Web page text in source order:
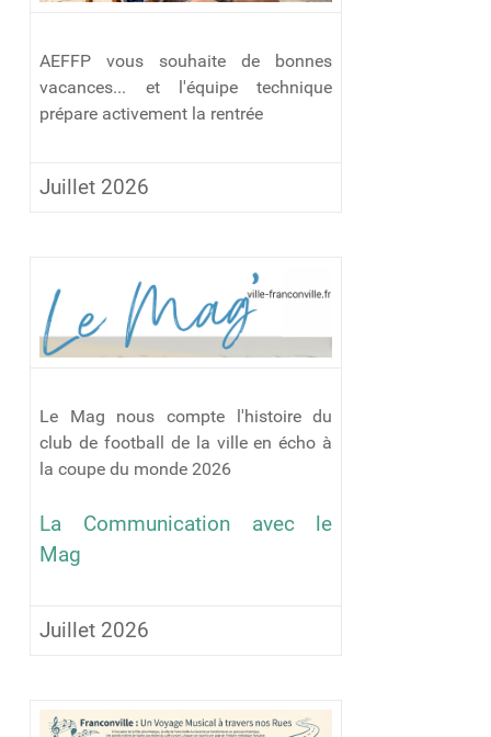
AEFFP vous souhaite de bonnes
vacances... et l'équipe technique
prépare activement la rentrée
Juillet 2026
Le Mag nous compte l'histoire du
club de football de la ville en écho à
la coupe du monde 2026
La Communication avec le
Mag
Juillet 2026